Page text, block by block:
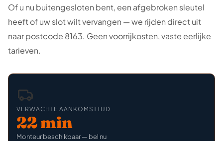
Of u nu buitengesloten bent, een afgebroken sleutel
heeft of uw slot wilt vervangen — we rijden direct uit
naar postcode 8163. Geen voorrijkosten, vaste eerlijke
tarieven.
VERWACHTE AANKOMSTTIJD
22 min
Monteur beschikbaar — bel nu